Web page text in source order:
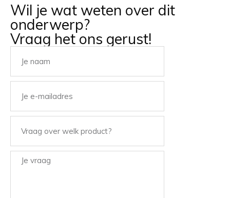
Wil je wat weten over dit
onderwerp?
Vraag het ons gerust!